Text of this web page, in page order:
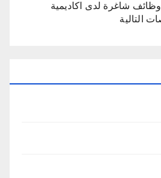
وظائف شاغرة لدى اكاديمية
التالية